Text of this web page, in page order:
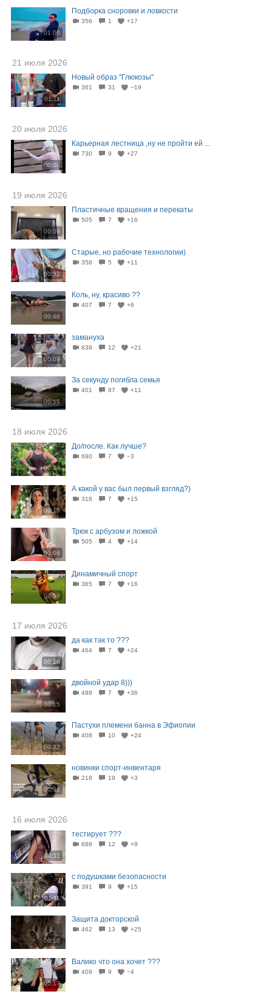
01:00
Подборка сноровки и ловкости
356 1 +17
21 июля 2026
01:11
Новый образ "Глюкозы"
361 31 −19
20 июля 2026
00:08
Карьерная лестница ,ну не пройти ей ...
730 9 +27
19 июля 2026
00:09
Пластичные вращения и перекаты
505 7 +16
00:32
Старые, но рабочие технологии)
358 5 +11
00:46
Коль, ну, красиво ??
407 7 +6
00:09
замануха
838 12 +21
00:15
За секунду погибла семья
401 87 +11
18 июля 2026
00:23
До/после. Как лучше?
690 7 −3
00:15
А какой у вас был первый взгляд?)
318 7 +15
00:06
Трюк с арбузом и ложкой
505 4 +14
00:59
Динамичный спорт
365 7 +16
17 июля 2026
00:16
да как так то ???
464 7 +24
00:15
двойной удар 8)))
498 7 +36
00:32
Пастухи племени банна в Эфиопии
408 10 +24
00:31
новинки спорт-инвентаря
218 19 +3
16 июля 2026
00:11
тестирует ???
686 12 +9
01:11
с подушками безопасности
391 9 +15
00:10
Защита докторской
462 13 +25
00:17
Валико что она хочет ???
409 9 −4